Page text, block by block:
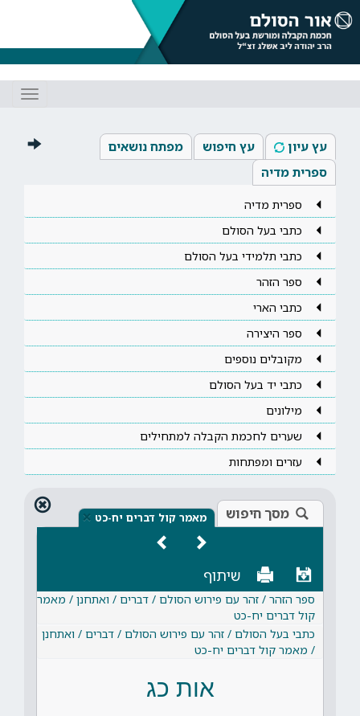
עץ עיון עץ חיפוש
מפתח נושאים
ספרית מדיה
ספרית מדיה
כתבי בעל הסולם
כתבי תלמידי בעל הסולם
ספר הזהר
כתבי הארי
ספר היצירה
מקובלים נוספים
כתבי יד בעל הסולם
מילונים
שערים לחכמת הקבלה למתחילים
עזרים ומפתחות
מסך חיפוש מאמר קול דברים יח-כט ×
שיתוף
ספר הזהר / זהר עם פירוש הסולם / דברים / ואתחנן / מאמר
קול דברים יח-כט
כתבי בעל הסולם / זהר עם פירוש הסולם / דברים / ואתחנן
/ מאמר קול דברים יח-כט
אות כג